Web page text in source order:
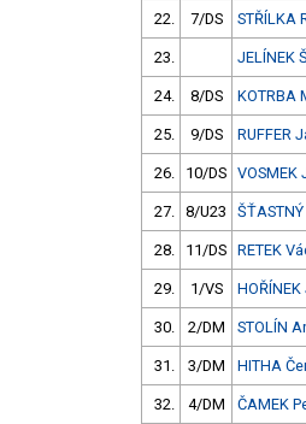
22. 7/DS STŘÍLKA
23. JELÍNEK
24. 8/DS KOTRBA
25. 9/DS RUFFER
26. 10/DS VOSMEK
27. 8/U23
28. 11/DS RETEK
29. 1/VS
30. 2/DM STOLÍN
31. 3/DM HITHA
32. 4/DM ČAMEK